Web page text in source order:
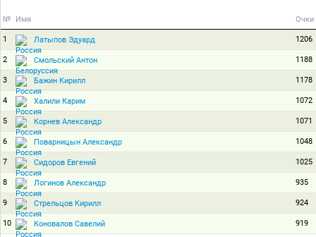
№ Имя Очки
1 Латыпов Эдуард 1206
2 Смольский Антон 1188
3 Бажин Кирилл 1178
4 Халили Карим 1072
5 Корнев Александр 1071
6 Поварницын Александр 1048
7 Сидоров Евгений 1025
8 Логинов Александр 935
9 Стрельцов Кирилл 924
10 Коновалов Савелий 919